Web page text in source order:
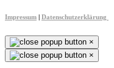
Impressum | Datenschutzerklärung
×
×